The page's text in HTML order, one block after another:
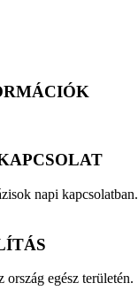
napi kapcsolatban.
ország egész területén.